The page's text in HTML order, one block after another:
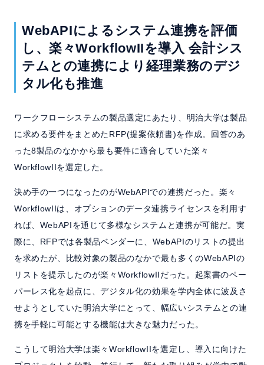
WebAPIによるシステム連携を評価
し、楽々WorkflowIIを導入 会計シス
テムとの連携により経理業務のデジ
タル化も推進
ワークフローシステムの製品選定にあたり、明治大学は製品
に求める要件をまとめたRFP(提案依頼書)を作成。回答のあ
った8製品のなかから最も要件に適合していた楽々
WorkflowIIを選定した。
決め手の一つになったのがWebAPIでの連携だった。楽々
WorkflowIIは、オプションのデータ連携ライセンスを利用す
れば、WebAPIを通じて多様なシステムと連携が可能だ。実
際に、RFPでは各製品ベンダーに、WebAPIのリストの提出
を求めたが、比較対象の製品のなかで最も多くのWebAPIの
リストを提示したのが楽々WorkflowIIだった。起案書のペー
パーレス化を起点に、デジタル化の効果を学内全体に波及さ
せようとしていた明治大学にとって、幅広いシステムとの連
携を手軽に可能とする機能は大きな魅力だった。
こうして明治大学は楽々WorkflowIIを選定し、導入に向けた